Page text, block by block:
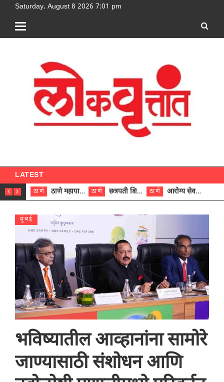
Saturday, August 8 2026 7:01 pm
LATEST
ठाणे ठाणे महापालिकेच्या नऊ प्रभाग समित्यांवर अध्यक्ष विराजमान ठाणे छत्रपती शिवाजी महाराज रुग्णालयात दुर्मिळ ट्युमरची यशस्वी शस्त्रक्रिया ठाणे आरोग्य सेवक (पुरुष) पदावरून ११ कर्मचाऱ्यांना आरोग्य सहाय्यक (पुरुष) पदावर पदोन्नती; मुख्य कार्यकारी अधिकारी रणजित यादव यांच्या हस्ते आदेश वितरण
मुंबई
भविष्यातील आव्हानांना सामोरे
जाण्यासाठी संशोधन आणि